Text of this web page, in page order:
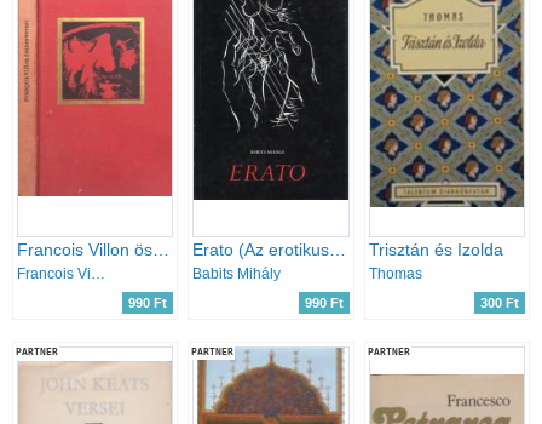
Francois Villon
990 Ft
Babits Mihály
990 Ft
Trisztán és Izolda
Thomas
300 Ft
PARTNER PARTNER PARTNER